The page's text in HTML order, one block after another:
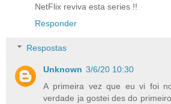
NetFlix reviva esta series !!
Responder
Respostas
Unknown 3/6/20 10:30
A primeira vez que eu vi foi
verdade ja gostei des do